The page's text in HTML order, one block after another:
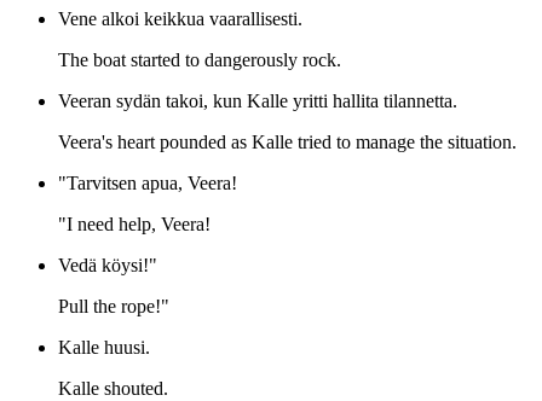
Vene alkoi keikkua vaarallisesti.
The boat started to dangerously rock.
Veeran sydän takoi, kun Kalle yritti hallita tilannetta.
Veera's heart pounded as Kalle tried to manage the situation.
"Tarvitsen apua, Veera!
"I need help, Veera!
Vedä köysi!"
Pull the rope!"
Kalle huusi.
Kalle shouted.